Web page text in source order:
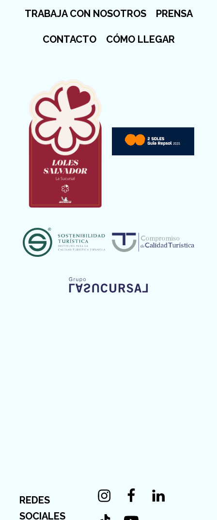
TRABAJA CON NOSOTROS PRENSA
CONTACTO CÓMO LLEGAR
REDES
SOCIALES
InstagramFacebookLinkedin
Tiktok Youtube